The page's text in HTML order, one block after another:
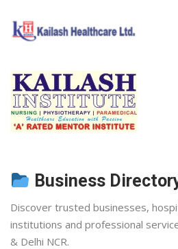
Business
Discover trusted businesses,
institutions and professional
& Delhi NCR.